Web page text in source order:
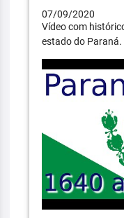
07/09/2020
Vídeo com
estado do Paraná.